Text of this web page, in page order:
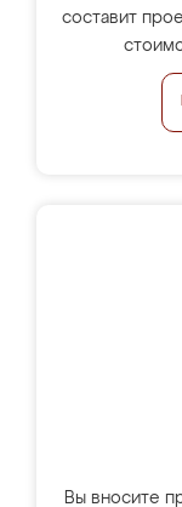
составит
Вы вносите